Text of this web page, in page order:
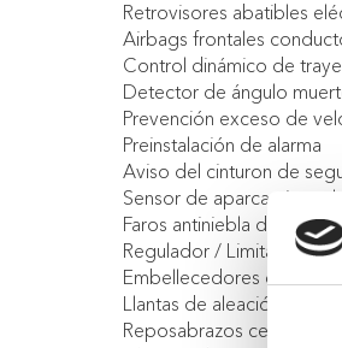
Retrovisores abatibles
Airbags frontales
Control dinámico de
Detector de ángulo
Prevención exceso de
Preinstalación de alarma
Aviso del cinturon de
Sensor de aparcamiento
Faros antiniebla de LED
Regulador / Limitador de
Embellecedores
Llantas de aleación 43
Reposabrazos central